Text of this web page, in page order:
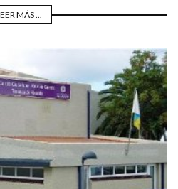
MÁS ...